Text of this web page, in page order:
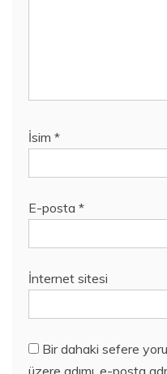
İsim *
E-posta *
İnternet sitesi
Bir dahaki sefere
üzere adımı, e-posta